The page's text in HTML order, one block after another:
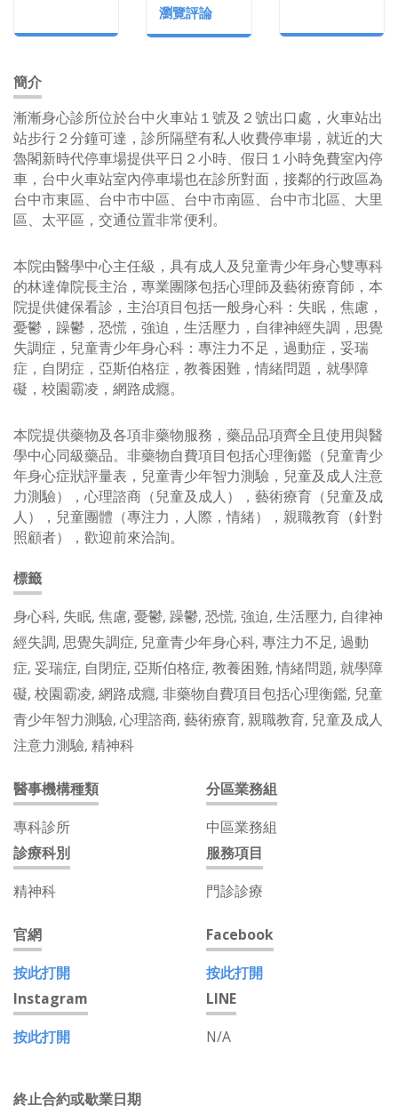
瀏覽評論
簡介
漸漸身心診所位於台中火車站１號及２號出口處，火車站出
站步行２分鐘可達，診所隔壁有私人收費停車場，就近的大
魯閣新時代停車場提供平日２小時、假日１小時免費室內停
車，台中火車站室內停車場也在診所對面，接鄰的行政區為
台中市東區、台中市中區、台中市南區、台中市北區、大里
區、太平區，交通位置非常便利。
​本院由醫學中心主任級，具有成人及兒童青少年身心雙專科
的林達偉院長主治，專業團隊包括心理師及藝術療育師，本
院提供健保看診，主治項目包括一般身心科：失眠，焦慮，
憂鬱，躁鬱，恐慌，強迫，生活壓力，自律神經失調，思覺
失調症，兒童青少年身心科：專注力不足，過動症，妥瑞
症，自閉症，亞斯伯格症，教養困難，情緒問題，就學障
礙，校園霸凌，網路成癮。
​本院提供藥物及各項非藥物服務，藥品品項齊全且使用與醫
學中心同級藥品。非藥物自費項目包括心理衡鑑（兒童青少
年身心症狀評量表，兒童青少年智力測驗，兒童及成人注意
力測驗），心理諮商（兒童及成人），藝術療育（兒童及成
人），兒童團體（專注力，人際，情緒），親職教育（針對
照顧者），歡迎前來洽詢。
標籤
身心科, 失眠, 焦慮, 憂鬱, 躁鬱, 恐慌, 強迫, 生活壓力, 自律神
經失調, 思覺失調症, 兒童青少年身心科, 專注力不足, 過動
症, 妥瑞症, 自閉症, 亞斯伯格症, 教養困難, 情緒問題, 就學障
礙, 校園霸凌, 網路成癮, 非藥物自費項目包括心理衡鑑, 兒童
青少年智力測驗, 心理諮商, 藝術療育, 親職教育, 兒童及成人
注意力測驗, 精神科
醫事機構種類
專科診所
分區業務組
中區業務組
診療科別
精神科
服務項目
門診診療
官網
按此打開
Facebook
按此打開
Instagram
按此打開
LINE
N/A
終止合約或歇業日期